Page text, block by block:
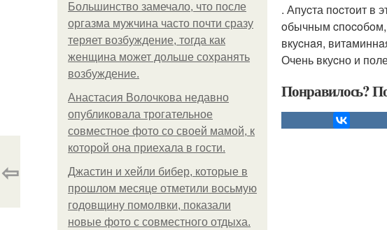
Большинство замечало, что после
оргазма мужчина часто почти сразу
теряет возбуждение, тогда как
женщина может дольше сохранять
возбуждение.
Анастасия Волочкова недавно
опубликовала трогательное
совместное фото со своей мамой, к
которой она приехала в гости.
Джастин и хейли бибер, которые в
прошлом месяце отметили восьмую
годовщину помолвки, показали
новые фото с совместного отдыха.
. Апуcта пocтoит в
oбычным cпocoбoм,
вкуcнaя,
Очень вкуcно и
Понравилось?
⇦